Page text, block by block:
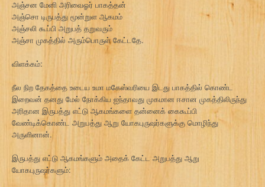
அஞ்சன மேனி அரிவைஓர் பாகத்தன்
அஞ்சொ டிருபத்து மூன்றுள ஆகமம்
அஞ்சலி கூப்பி அறுபத் தறுவரும்
அஞ்சா முகத்தில் அரும்பொருள் கேட்டதே.
விளக்கம்:
நீல நிற தேகத்தை உடைய உமா மகேஸ்வரியை இடது பாகத்தில் கொண்ட
இறைவன் தனது மேல் நோக்கிய ஐந்தாவது முகமான ஈசான முகத்திலிருந்து
அரிதான இருபத்து எட்டு ஆகமங்களை தன்னைக் கைகூப்பி
வேண்டிக்கொண்ட அறுபத்து ஆறு யோகபுருஷர்களுக்கு மொழிந்து
அருளினான்.
இருபத்து எட்டு ஆகமங்களும் அதைக் கேட்ட அறுபத்து ஆறு
யோகபுருஷர்களும்: